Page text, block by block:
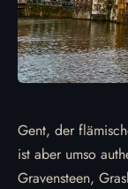
Gent, der
ist aber umso
Gravensteen,